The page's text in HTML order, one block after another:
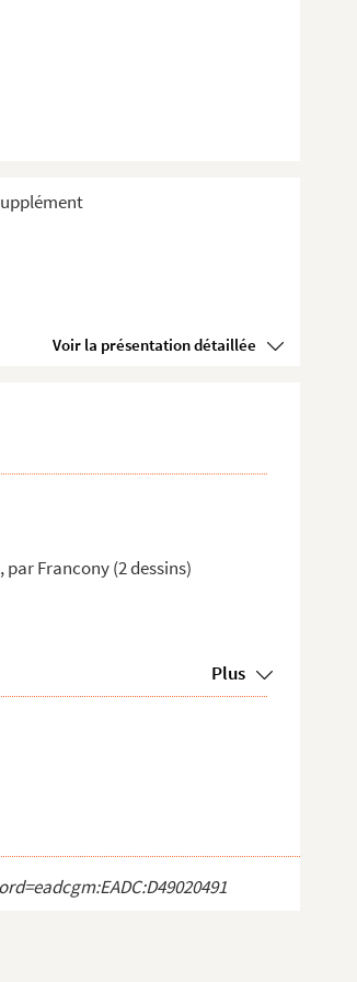
Voir la présentation détaillée
par Francony (2 dessins)
Plus